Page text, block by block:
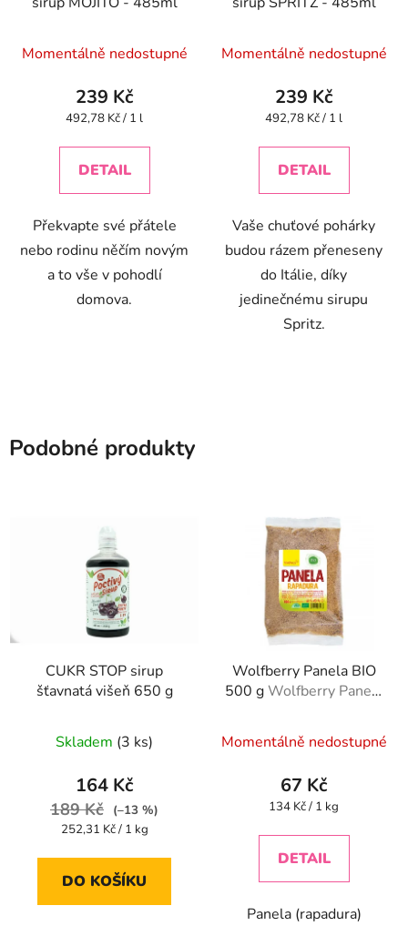
Momentálně nedostupné
239 Kč
Měrná
492,78 Kč / 1 l
DETAIL
Překvapte své přátele
nebo rodinu něčím novým
a to vše v pohodlí
domova.
Momentálně nedostupné
239 Kč
Měrná
492,78 Kč / 1 l
DETAIL
Vaše chuťové pohárky
budou rázem přeneseny
do Itálie, díky
jedinečnému sirupu
Spritz.
Podobné produkty
CUKR STOP sirup
šťavnatá višeň 650 g
Skladem (3 ks)
164 Kč
189 Kč
(–13 %)
Měrná
252,31 Kč / 1 kg
DO KOŠÍKU
Wolfberry Panela BIO
500 gWolfberry Panela
Momentálně nedostupné
67 Kč
Měrná
134 Kč / 1 kg
DETAIL
Panela (rapadura)